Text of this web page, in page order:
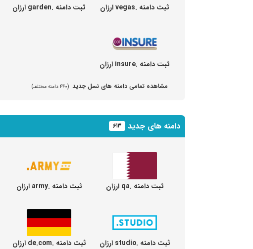
ثبت دامنه .vegas ارزان ثبت دامنه .garden ارزان
ثبت دامنه .insure ارزان
مشاهده تمامی دامنه های نسل جدید (۴۴۰ دامنه مختلف)
دامنه های جدید ۶۱۳
ثبت دامنه .qa ارزان ثبت دامنه .army ارزان
ثبت دامنه .studio ارزان ثبت دامنه .de.com ارزان